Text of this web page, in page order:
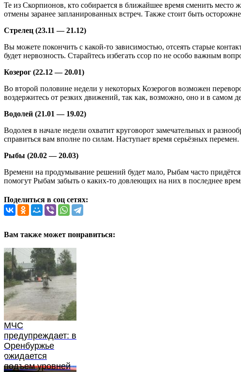
Те из Скорпионов, кто собирается в ближайшее время сменить место
отмены заранее запланированных встреч. Также стоит быть
Стрелец (23.11 — 21.12)
Вы можете покончить с какой-то зависимостью, отсеять старые
будет нервозность. Старайтесь избегать ссор по не особо важным
Козерог (22.12 — 20.01)
Во второй половине недели у некоторых Козерогов возможен
воздержитесь от резких движений, так как, возможно, оно и в самом
Водолей (21.01 — 19.02)
Водолея в начале недели охватит круговорот замечательных и
справиться вам вполне по силам. Наступает время серьёзных
Рыбы (20.02 — 20.03)
Времени на продумывание решений будет мало, Рыбам часто
помогут Рыбам забыть о каких-то довлеющих на них в последнее
Поделиться в соц сетях:
Вам также может понравиться:
МЧС
предупреждает: в
Оренбуржье
ожидается
подъем уровней